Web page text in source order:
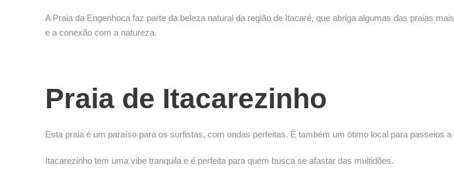
A Praia da Engenhoca faz parte da beleza natural da região de Itacaré, que abriga algumas das praias
e a conexão com a natureza.
Praia de Itacarezinho
Esta praia é um paraíso para os surfistas, com ondas perfeitas. É também um ótimo local para passeios
Itacarezinho tem uma vibe tranquila e é perfeita para quem busca se afastar das multidões.